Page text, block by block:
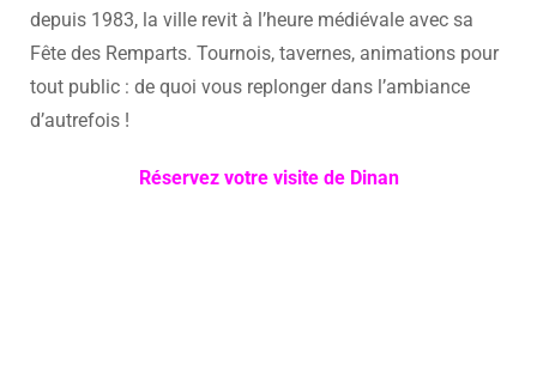
depuis 1983, la ville revit à l’heure médiévale avec sa
Fête des Remparts. Tournois, tavernes, animations pour
tout public : de quoi vous replonger dans l’ambiance
d’autrefois !
Réservez votre visite de Dinan